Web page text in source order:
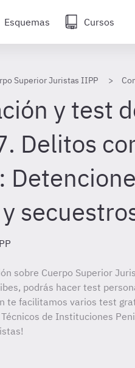
Esquemas Cursos
Superior Juristas IIPP
y test
Delitos
sobre Cuerpo Superior
podrás hacer test
te facilitamos varios test
de Instituciones